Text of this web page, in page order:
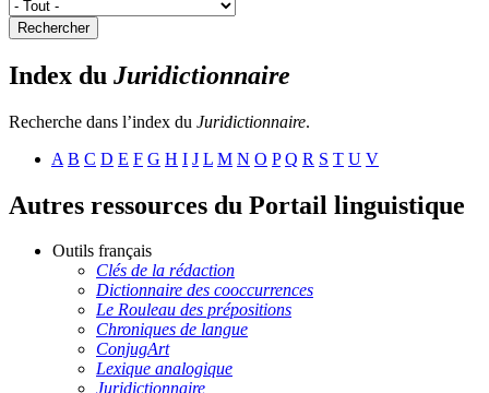
Rechercher
Index du Juridictionnaire
Recherche dans l’index du Juridictionnaire.
A B C D E F G H I J L M N O P Q R S T U V
Autres ressources du Portail linguistique
Outils français
Clés de la rédaction
Dictionnaire des cooccurrences
Le Rouleau des prépositions
Chroniques de langue
ConjugArt
Lexique analogique
Juridictionnaire